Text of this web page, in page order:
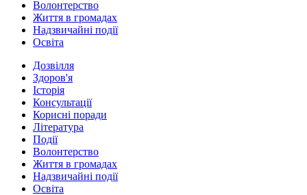
Волонтерство
Життя в громадах
Надзвичайні події
Освіта
Дозвілля
Здоров'я
Історія
Консультації
Корисні поради
Література
Події
Волонтерство
Життя в громадах
Надзвичайні події
Освіта